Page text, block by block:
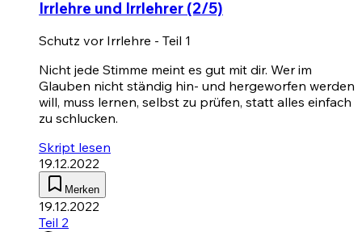
Irrlehre und Irrlehrer (2/5)
Schutz vor Irrlehre - Teil 1
Nicht jede Stimme meint es gut mit dir. Wer im
Glauben nicht ständig hin- und hergeworfen werden
will, muss lernen, selbst zu prüfen, statt alles einfach
zu schlucken.
Skript lesen
19.12.2022
Merken
19.12.2022
Teil 2